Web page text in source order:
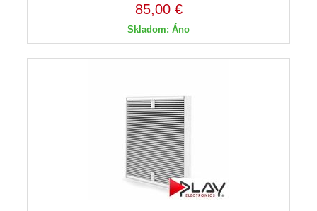
85,00 €
Skladom: Áno